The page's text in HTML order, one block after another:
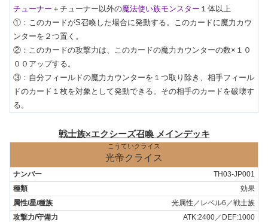
チューナー ＋チューナー以外の魔法使い族モンスター １体以上
①：このカードがS召喚した場合に発動する。このカードに魔力カウ
ンターを２つ置く。
②：このカードの攻撃力は、このカードの魔力カウンターの数×１０
００アップする。
③：自分フィールドの魔力カウンターを１つ取り除き、相手フィール
ドのカード１枚を対象として発動できる。その相手のカードを破壊す
る。
戦士族×エクシーズ召喚 メインデッキ
こうていクライス
光帝クライス
TH03-JP001
効果
光属性／レベル6／戦士族
ATK:2400／DEF:1000